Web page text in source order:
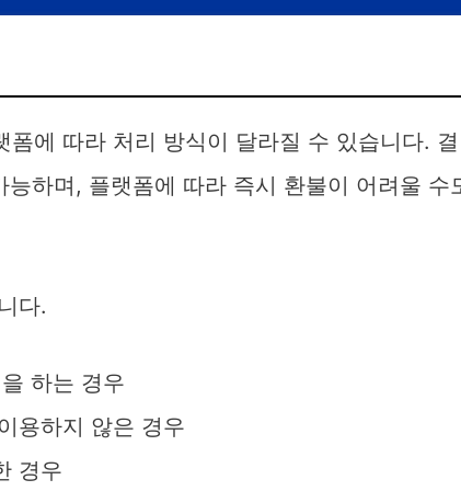
에 따라 처리 방식이 달라질 수 있습니다. 결
하며, 플랫폼에 따라 즉시 환불이 어려울 수
다.
하는 경우
용하지 않은 경우
경우